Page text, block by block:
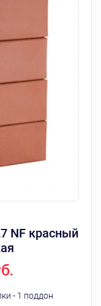
NF красный
- 1 поддон